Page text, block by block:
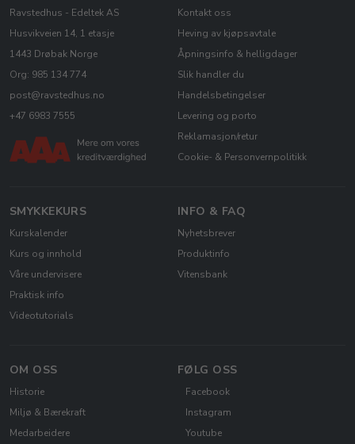
Ravstedhus - Edeltek AS
Husvikveien 14, 1 etasje
1443 Drøbak Norge
Org: 985 134 774
post@ravstedhus.no
+47 6983 7555
Kontakt oss
Heving av kjøpsavtale
Åpningsinfo & helligdager
Slik handler du
Handelsbetingelser
Levering og porto
Reklamasjon/retur
Cookie- & Personvernpolitikk
SMYKKEKURS
Kurskalender
Kurs og innhold
Våre undervisere
Praktisk info
Videotutorials
INFO & FAQ
Nyhetsbrever
Produktinfo
Vitensbank
OM OSS
Historie
Miljø & Bærekraft
Medarbeidere
FØLG OSS
Facebook
Instagram
Youtube